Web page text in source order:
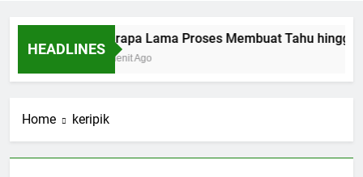
HEADLINES
Berapa Lama Proses Membuat Tahu hingga
4 Menit Ago
Home keripik